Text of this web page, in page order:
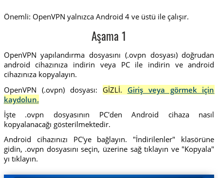
Önemli: OpenVPN yalnızca Android 4 ve üstü ile çalışır.
Aşama 1
OpenVPN yapılandırma dosyasını (.ovpn dosyası) doğrudan
android cihazınıza indirin veya PC ile indirin ve android
cihazınıza kopyalayın.
OpenVPN (.ovpn) dosyası:
GİZLİ. Giriş veya görmek için
kaydolun.
İşte .ovpn dosyasının PC'den Android cihaza nasıl
kopyalanacağı gösterilmektedir.
Android cihazınızı PC'ye bağlayın. "İndirilenler" klasörüne
gidin, .ovpn dosyasını seçin, üzerine sağ tıklayın ve "Kopyala"
yı tıklayın.